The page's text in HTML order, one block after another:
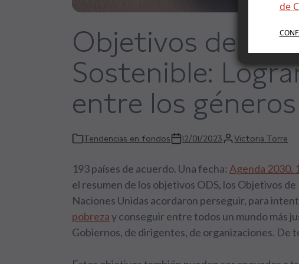
de
Objetivos de
Sostenible:
entre los géneros
Tendencias en fondos 12/01/2023 Victoria Torre
193 países de acuerdo. Una fecha: Agenda 2030.
el resumen de los objetivos ODS, los Objetivos
Naciones Unidas acordaron perseguir, para
pobrezay conseguir entre todos un mundo más
Gobiernos, de dirigentes, de organizaciones. De